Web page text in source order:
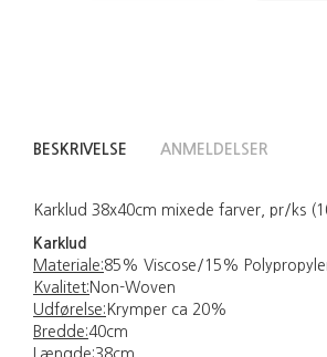
BESKRIVELSE ANMELDELSER
Karklud 38x40cm mixede farver, pr/ks
Karklud
Materiale:85% Viscose/15%
Kvalitet: Non-Woven
Udførelse: Krymper ca 20%
Bredde:40cm
Længde:38cm